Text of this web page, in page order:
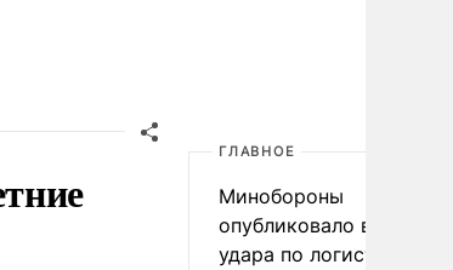
ГЛАВНОЕ
Минобороны
опубликовало видео
удара по